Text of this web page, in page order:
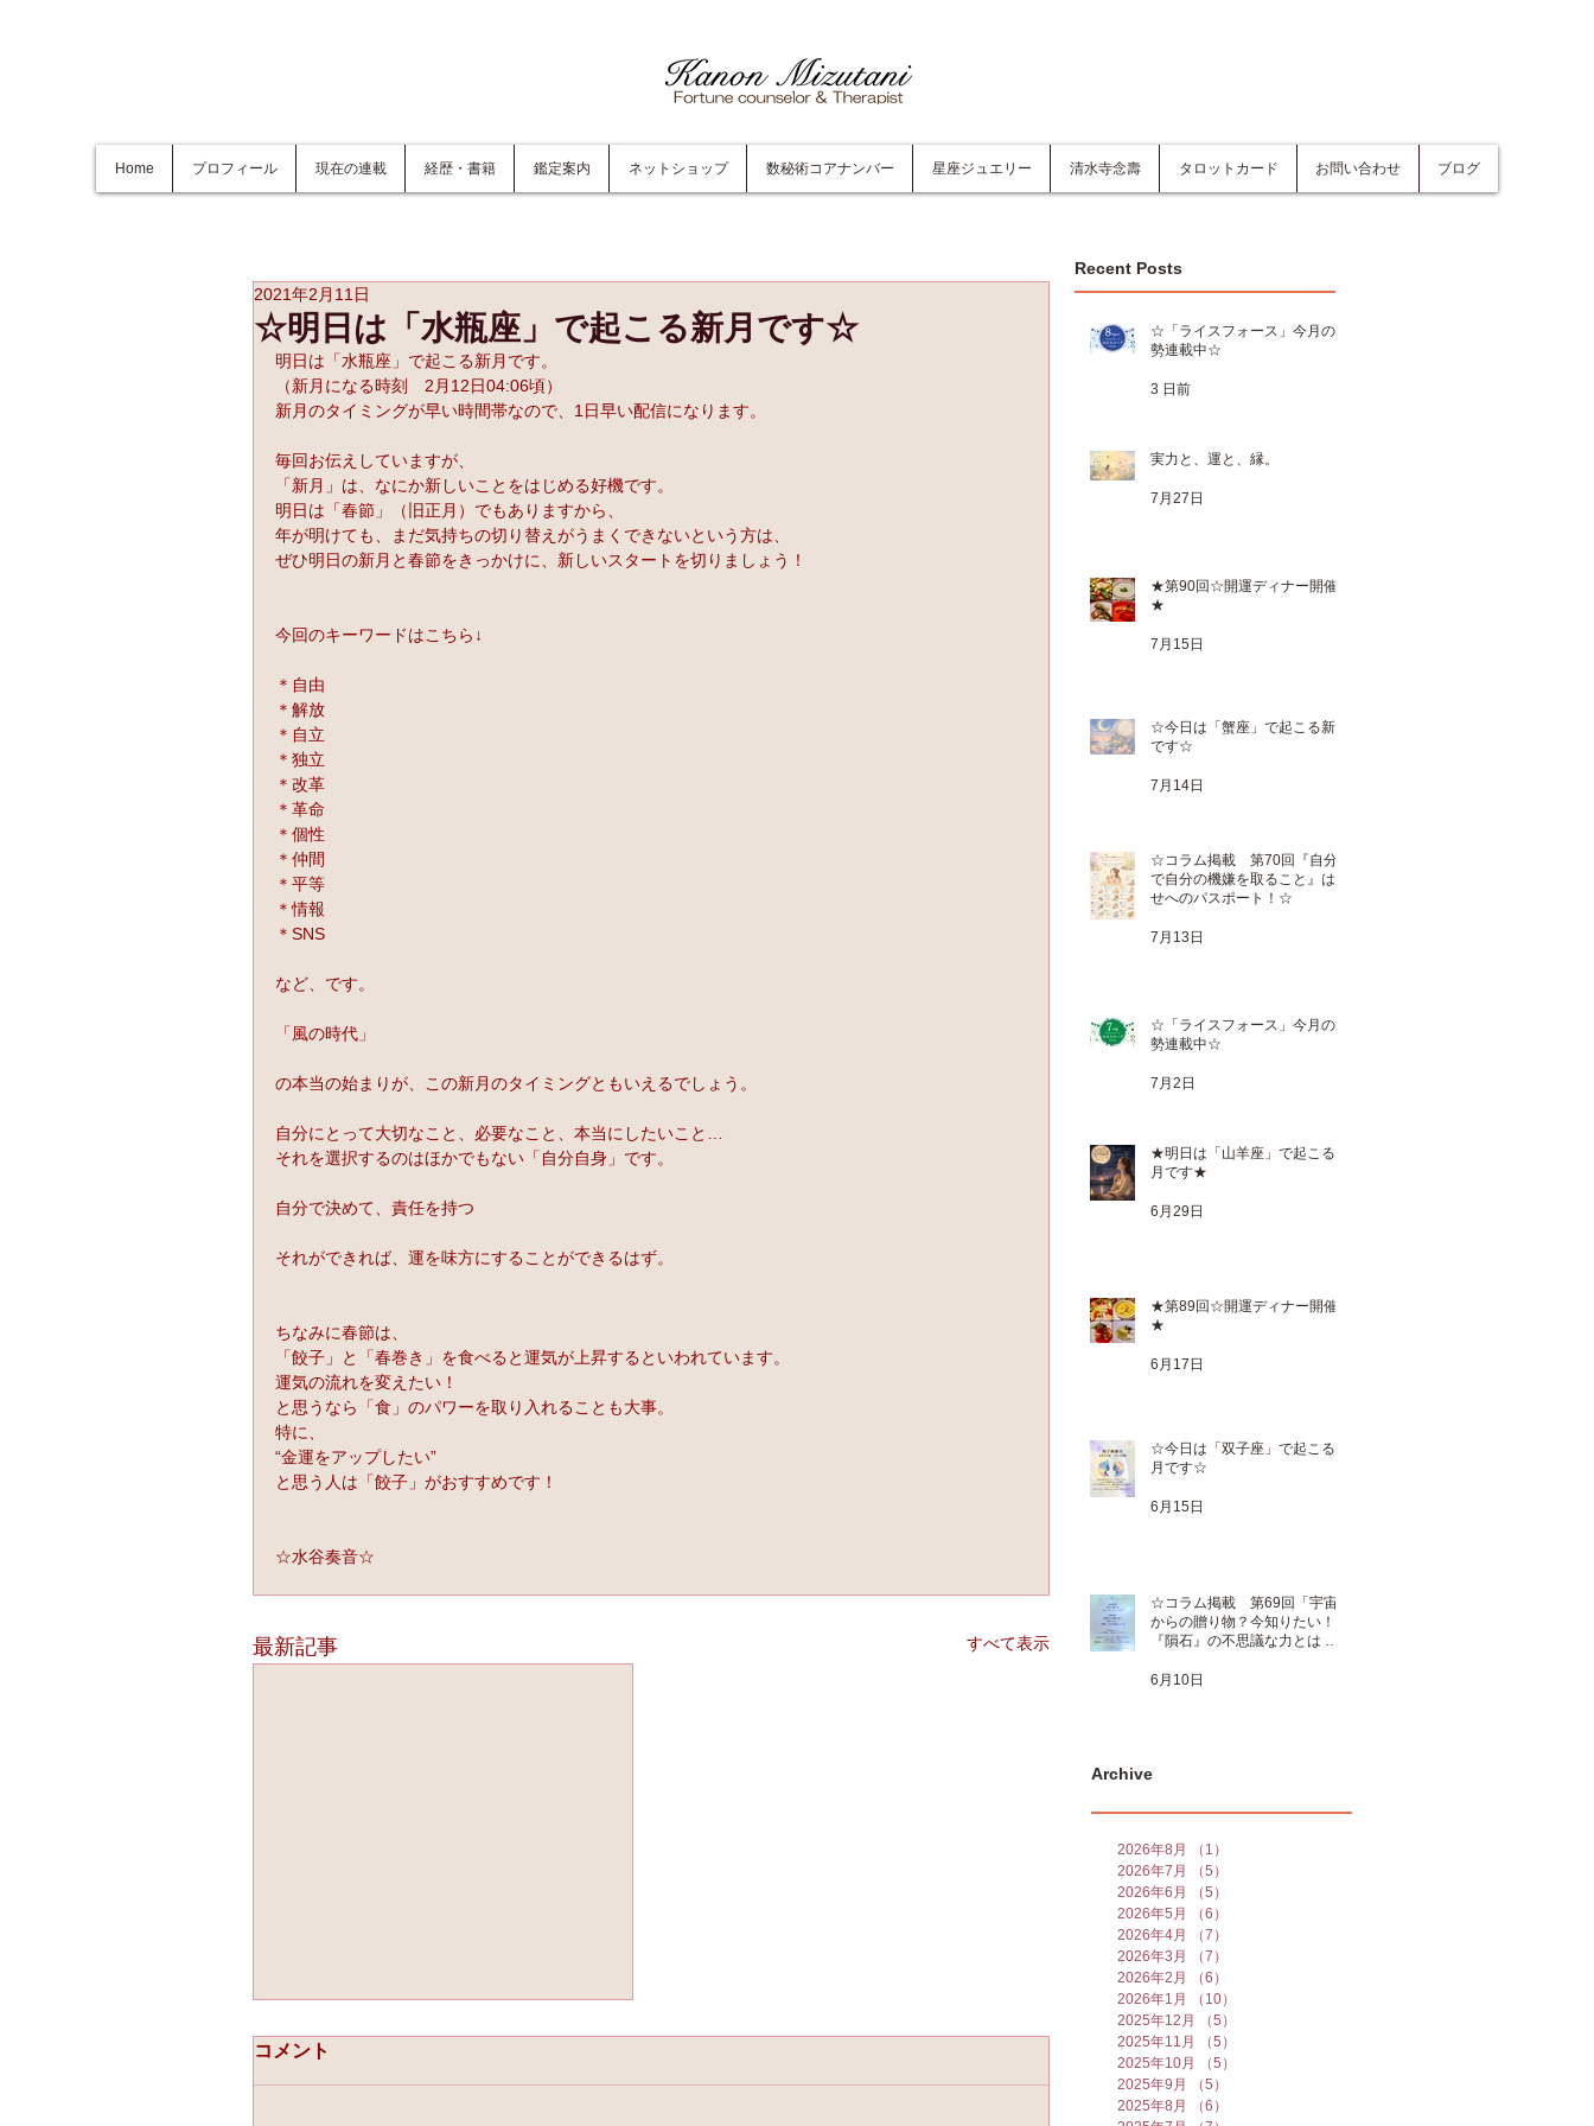
Home プロフィール 現在の連載 経歴・書籍 鑑定案内 ネットショップ 数秘術コアナンバー 星座ジュエリー 清水寺念壽 タロットカード お問い合わせ ブログ
☆明日は「水瓶座」で起こる新月です☆
2021年2月11日
明日は「水瓶座」で起こる新月です。
（新月になる時刻　2月12日04:06頃）
新月のタイミングが早い時間帯なので、1日早い配信になります。
毎回お伝えしていますが、
「新月」は、なにか新しいことをはじめる好機です。
明日は「春節」（旧正月）でもありますから、
年が明けても、まだ気持ちの切り替えがうまくできないという方は、
ぜひ明日の新月と春節をきっかけに、新しいスタートを切りましょう！
今回のキーワードはこちら↓
＊自由
＊解放
＊自立
＊独立
＊改革
＊革命
＊個性
＊仲間
＊平等
＊情報
＊SNS
など、です。
「風の時代」
の本当の始まりが、この新月のタイミングともいえるでしょう。
自分にとって大切なこと、必要なこと、本当にしたいこと…
それを選択するのはほかでもない「自分自身」です。
自分で決めて、責任を持つ
それができれば、運を味方にすることができるはず。
ちなみに春節は、
「餃子」と「春巻き」を食べると運気が上昇するといわれています。
運気の流れを変えたい！
と思うなら「食」のパワーを取り入れることも大事。
特に、
“金運をアップしたい”
と思う人は「餃子」がおすすめです！
☆水谷奏音☆
最新記事 すべて表示
コメント
Recent Posts
☆「ライスフォース」今月の運
勢連載中☆
3 日前
実力と、運と、縁。
7月27日
★第90回☆開運ディナー開催
★
7月15日
☆今日は「蟹座」で起こる新月
です☆
7月14日
☆コラム掲載 第70回『自分
で自分の機嫌を取ること』は幸
せへのパスポート！☆
7月13日
☆「ライスフォース」今月の運
勢連載中☆
7月2日
★明日は「山羊座」で起こる満
月です★
6月29日
★第89回☆開運ディナー開催
★
6月17日
☆今日は「双子座」で起こる新
月です☆
6月15日
☆コラム掲載 第69回「宇宙
からの贈り物？今知りたい！
『隕石』の不思議な力とは 」
6月10日
Archive
2026年8月 （1）
2026年7月
（5）
2026年6月
（5）
2026年5月
（6）
2026年4月
（7）
2026年3月
（7）
2026年2月
（6）
2026年1月
（10）
2025年12月
（5）
2025年11月
（5）
2025年10月
（5）
2025年9月
（5）
2025年8月
（6）